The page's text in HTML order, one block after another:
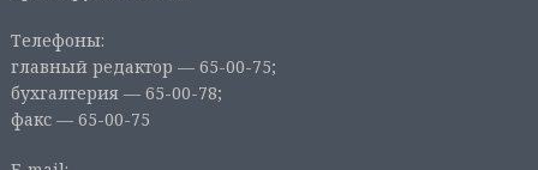
Телефоны:
главный редактор — 65-00-75;
бухгалтерия — 65-00-78;
факс — 65-00-75